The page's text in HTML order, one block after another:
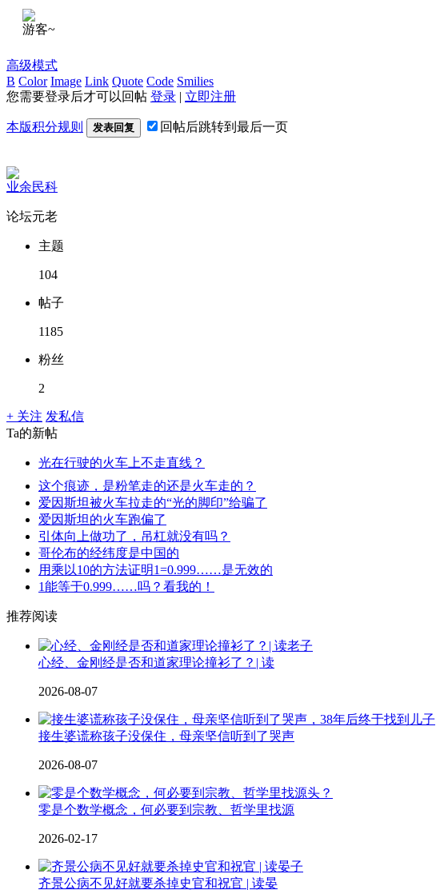
游客~
高级模式
B Color Image Link Quote Code Smilies
您需要登录后才可以回帖 登录 | 立即注册
本版积分规则 发表回复 回帖后跳转到最后一页
业余民科
论坛元老
主题
104
帖子
1185
粉丝
2
+ 关注 发私信
Ta的新帖
光在行驶的火车上不走直线？
这个痕迹，是粉笔走的还是火车走的？
爱因斯坦被火车拉走的“光的脚印”给骗了
爱因斯坦的火车跑偏了
引体向上做功了，吊杠就没有吗？
哥伦布的经纬度是中国的
用乘以10的方法证明1=0.999……是无效的
1能等于0.999……吗？看我的！
推荐阅读
心经、金刚经是否和道家理论撞衫了？| 读
2026-08-07
接生婆谎称孩子没保住，母亲坚信听到了哭声
2026-08-07
零是个数学概念，何必要到宗教、哲学里找源
2026-02-17
齐景公病不见好就要杀掉史官和祝官 | 读晏